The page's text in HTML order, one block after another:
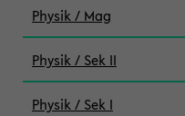
Physik / Mag
Physik / Sek II
Physik / Sek I